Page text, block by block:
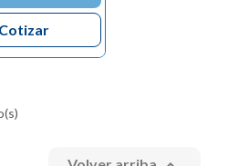
Cotizar